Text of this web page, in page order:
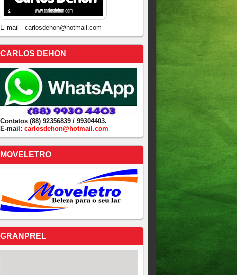
E-mail - carlosdehon@hotmail.com
CARLOS DEHON
Contatos (88) 92356839 / 99304403.
E-mail: carlosdehon@hotmail.com
MOVELETRO
GRANPREL